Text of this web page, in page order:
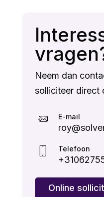
Neem dan
solliciteer direct
E-mail
Telefoon
Online